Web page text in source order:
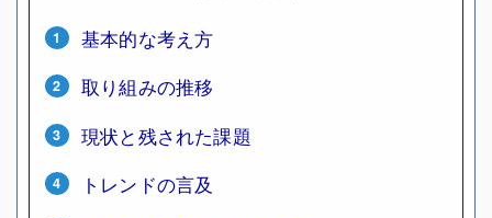
基本的な考え方
取り組みの推移
現状と残された課題
トレンドの言及